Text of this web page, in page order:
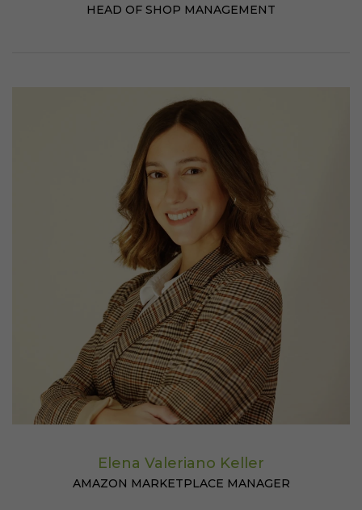
HEAD OF SHOP MANAGEMENT
Elena Valeriano Keller
AMAZON MARKETPLACE MANAGER